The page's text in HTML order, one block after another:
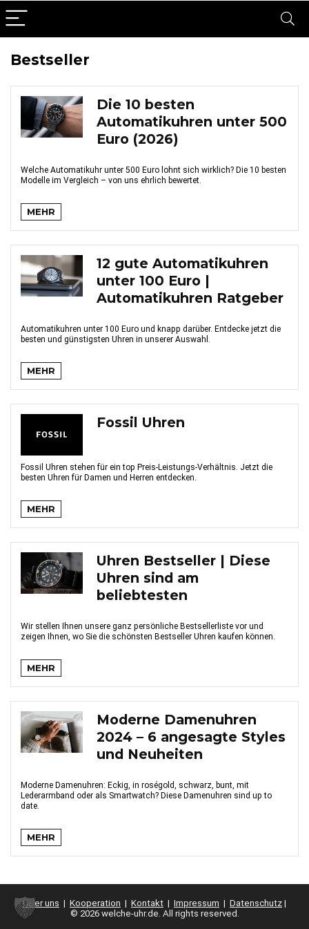
Bestseller
Die 10 besten
Automatikuhren unter 500
Euro (2026)
Welche Automatikuhr unter 500 Euro lohnt sich wirklich? Die 10 besten
Modelle im Vergleich – von uns ehrlich bewertet.
MEHR
12 gute Automatikuhren
unter 100 Euro |
Automatikuhren Ratgeber
Automatikuhren unter 100 Euro und knapp darüber. Entdecke jetzt die
besten und günstigsten Uhren in unserer Auswahl.
MEHR
Fossil Uhren
Fossil Uhren stehen für ein top Preis-Leistungs-Verhältnis. Jetzt die
besten Uhren für Damen und Herren entdecken.
MEHR
Uhren Bestseller | Diese
Uhren sind am
beliebtesten
Wir stellen Ihnen unsere ganz persönliche Bestsellerliste vor und
zeigen Ihnen, wo Sie die schönsten Bestseller Uhren kaufen können.
MEHR
Moderne Damenuhren
2024 – 6 angesagte Styles
und Neuheiten
Moderne Damenuhren: Eckig, in roségold, schwarz, bunt, mit
Lederarmband oder als Smartwatch? Diese Damenuhren sind up to
date.
MEHR
Über uns | Kooperation | Kontakt | Impressum | Datenschutz |
© 2026 welche-uhr.de. All rights reserved.